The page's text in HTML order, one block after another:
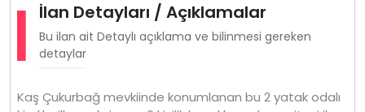
İlan Detayları / Açıklamalar
Bu ilan ait Detaylı açıklama ve bilinmesi gereken
detaylar
Kaş Çukurbağ mevkiinde konumlanan bu 2 yatak odalı